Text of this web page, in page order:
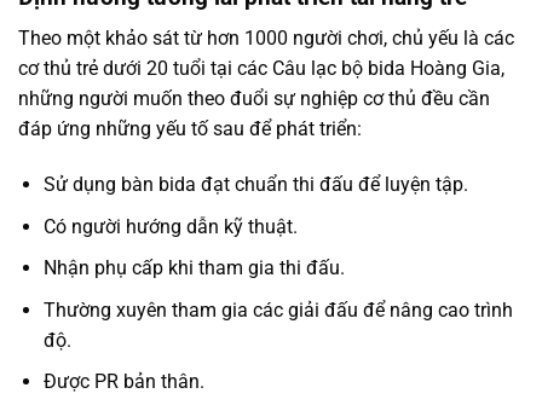
Theo một khảo sát từ hơn 1000 người chơi, chủ yếu là các
cơ thủ trẻ dưới 20 tuổi tại các Câu lạc bộ bida Hoàng Gia,
những người muốn theo đuổi sự nghiệp cơ thủ đều cần
đáp ứng những yếu tố sau để phát triển:
Sử dụng bàn bida đạt chuẩn thi đấu để luyện tập.
Có người hướng dẫn kỹ thuật.
Nhận phụ cấp khi tham gia thi đấu.
Thường xuyên tham gia các giải đấu để nâng cao trình
độ.
Được PR bản thân.